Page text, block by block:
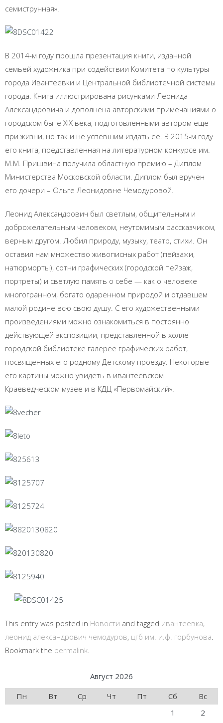
семиструнная».
В 2014-м году прошла презентация книги, изданной
семьей художника при содействии Комитета по культуры
города Ивантеевки и Центральной библиотечной системы
города. Книга иллюстрирована рисунками Леонида
Александровича и дополнена авторскими примечаниями о
городском быте XIX века, подготовленными автором еще
при жизни, но так и не успевшим издать ее. В 2015-м году
его книга, представленная на литературном конкурсе им.
М.М. Пришвина получила областную премию – Диплом
Министерства Московской области. Диплом был вручен
его дочери – Ольге Леонидовне Чемодуровой.
Леонид Александрович был светлым, общительным и
доброжелательным человеком, неутомимым рассказчиком,
верным другом. Любил природу, музыку, театр, стихи. Он
оставил нам множество живописных работ (пейзажи,
натюрморты), сотни графических (городской пейзаж,
портреты) и светлую память о себе — как о человеке
многогранном, богато одаренном природой и отдавшем
малой родине всю свою душу. С его художественными
произведениями можно ознакомиться в постоянно
действующей экспозиции, представленной в холле
городской библиотеке галерее графических работ,
посвященных его родному Детскому проезду. Некоторые
его картины можно увидеть в ивантеевском
Краеведческом музее и в КДЦ «Первомайский».
This entry was posted in Новости and tagged ивантеевка,
леонид александрович чемодуров, цгб им. и.ф. горбунова
Bookmark the permalink
Август 2026
Пн
Вт Ср Чт Пт Сб
Вс
1
2